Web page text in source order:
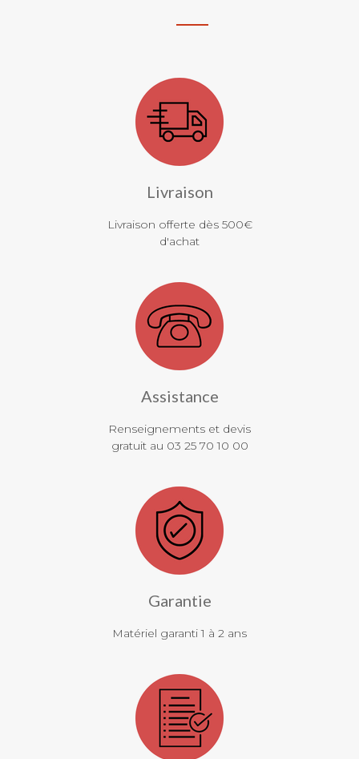
Livraison
Livraison offerte dès 500€
d'achat
Assistance
Renseignements et devis
gratuit au 03 25 70 10 00
Garantie
Matériel garanti 1 à 2 ans